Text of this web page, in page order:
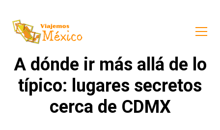
A dónde ir más allá de lo
típico: lugares secretos
cerca de CDMX